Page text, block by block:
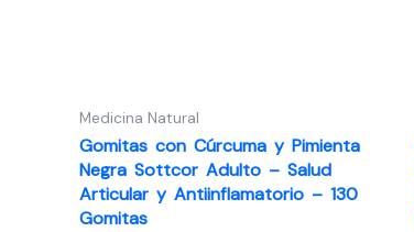
Medicina Natural
Gomitas con Cúrcuma y Pimienta
Negra Sottcor Adulto – Salud
Articular y Antiinflamatorio – 130
Gomitas